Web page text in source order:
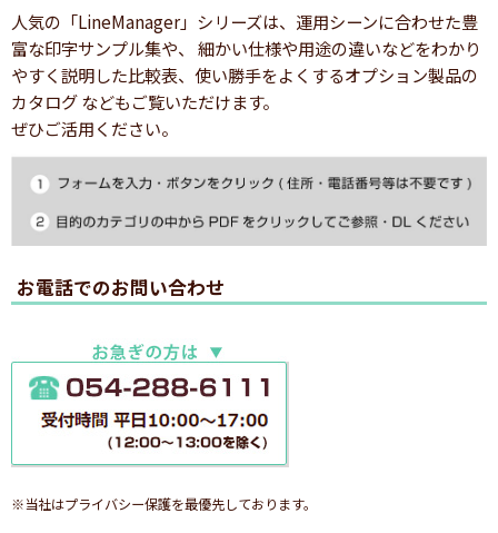
人気の「LineManager」シリーズは、運用シーンに合わせた豊
富な印字サンプル集や、 細かい仕様や用途の違いなどをわかり
やすく説明した比較表、使い勝手をよくするオプション製品の
カタログ などもご覧いただけます。
ぜひご活用ください。
お電話でのお問い合わせ
※当社はプライバシー保護を最優先しております。